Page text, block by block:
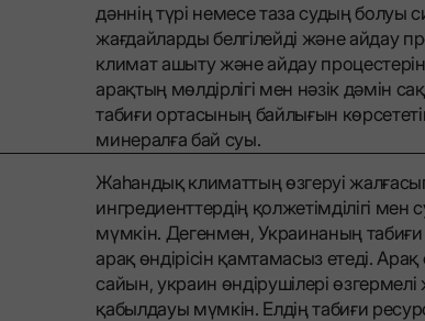
дәннің түрі немесе таза судың болуы
жағдайларды белгілейді және айдау
климат ашыту және айдау
арақтың мөлдірлігі мен нәзік дәмін
табиғи ортасының байлығын
минералға бай суы.
Жаһандық климаттың өзгеруі
ингредиенттердің қолжетімділігі
мүмкін. Дегенмен, Украинаның
арақ өндірісін қамтамасыз етеді.
сайын, украин өндірушілері
қабылдауы мүмкін. Елдің табиғи